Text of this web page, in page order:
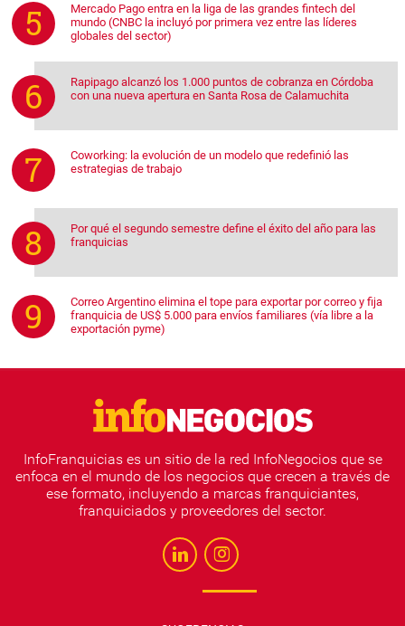
Mercado Pago entra en la liga de las grandes fintech del
mundo (CNBC la incluyó por primera vez entre las líderes
globales del sector)
Rapipago alcanzó los 1.000 puntos de cobranza en Córdoba
con una nueva apertura en Santa Rosa de Calamuchita
Coworking: la evolución de un modelo que redefinió las
estrategias de trabajo
Por qué el segundo semestre define el éxito del año para las
franquicias
Correo Argentino elimina el tope para exportar por correo y fija
franquicia de US$ 5.000 para envíos familiares (vía libre a la
exportación pyme)
InfoFranquicias es un sitio de la red InfoNegocios que se
enfoca en el mundo de los negocios que crecen a través de
ese formato, incluyendo a marcas franquiciantes,
franquiciados y proveedores del sector.